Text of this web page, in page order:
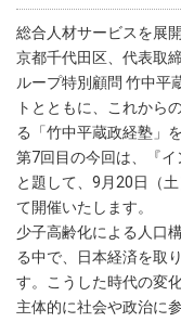
総合人材サービスを展
京都千代田区、代表取
ループ特別顧問 竹中平
トとともに、これから
る「竹中平蔵政経塾」
第7回目の今回は、『イ
と題して、9月20日（
て開催いたします。
少子高齢化による人口
る中で、日本経済を取
す。こうした時代の変
主体的に社会や政治に